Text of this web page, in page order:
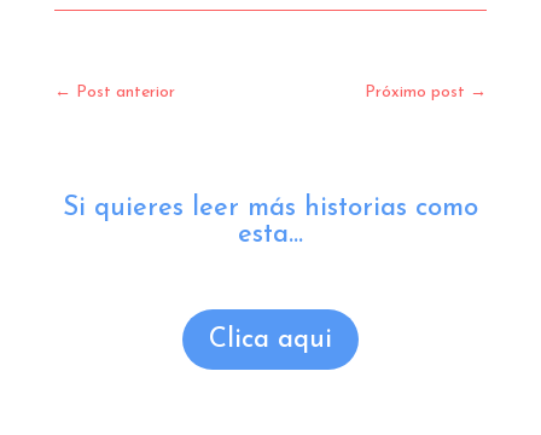
← Post anterior Próximo post →
Si quieres leer más historias como
esta...
Clica aqui